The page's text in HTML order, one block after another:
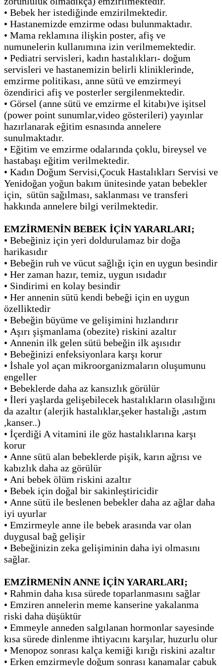
• Bebek her istediğinde emzirilmektedir.
• Hastanemizde emzirme odası bulunmaktadır.
• Mama reklamına ilişkin poster, afiş ve
numunelerin kullanımına izin verilmemektedir.
• Pediatri servisleri, kadın hastalıkları- doğum
servisleri ve hastanemizin belirli kliniklerinde,
emzirme politikası, anne sütü ve emzirmeyi
özendirici afiş ve posterler sergilenmektedir.
• Görsel (anne sütü ve emzirme el kitabı)ve işitsel
(power point sunumlar,video gösterileri) yayınlar
hazırlanarak eğitim esnasında annelere
sunulmaktadır.
• Eğitim ve emzirme odalarında çoklu, bireysel ve
hastabaşı eğitim verilmektedir.
• Kadın Doğum Servisi,Çocuk Hastalıkları Servisi ve
Yenidoğan yoğun bakım ünitesinde yatan bebekler
için, sütün sağılması, saklanması ve transferi
hakkında annelere bilgi verilmektedir.
EMZİRMENİN BEBEK İÇİN YARARLARI;
• Bebeğiniz için yeri doldurulamaz bir doğa
harikasıdır
• Bebeğin ruh ve vücut sağlığı için en uygun besindir
• Her zaman hazır, temiz, uygun ısıdadır
• Sindirimi en kolay besindir
• Her annenin sütü kendi bebeği için en uygun
özelliktedir
• Bebeğin büyüme ve gelişimini hızlandırır
• Aşırı şişmanlama (obezite) riskini azaltır
• Annenin ilk gelen sütü bebeğin ilk aşısıdır
• Bebeğinizi enfeksiyonlara karşı korur
• İshale yol açan mikroorganizmaların oluşumunu
engeller
• Bebeklerde daha az kansızlık görülür
• İleri yaşlarda gelişebilecek hastalıkların olasılığını
da azaltır (alerjik hastalıklar,şeker hastalığı ,astım
,kanser..)
• İçerdiği A vitamini ile göz hastalıklarına karşı
korur
• Anne sütü alan bebeklerde pişik, karın ağrısı ve
kabızlık daha az görülür
• Ani bebek ölüm riskini azaltır
• Bebek için doğal bir sakinleştiricidir
• Anne sütü ile beslenen bebekler daha az ağlar daha
iyi uyurlar
• Emzirmeyle anne ile bebek arasında var olan
duygusal bağ gelişir
• Bebeğinizin zeka gelişiminin daha iyi olmasını
sağlar.
EMZİRMENİN ANNE İÇİN YARARLARI;
• Rahmin daha kısa sürede toparlanmasını sağlar
• Emziren annelerin meme kanserine yakalanma
riski daha düşüktür
• Emmeyle anneden salgılanan hormonlar sayesinde
kısa sürede dinlenme ihtiyacını karşılar, huzurlu olur
• Menopoz sonrası kalça kemiği kırığı riskini azaltır
• Erken emzirmeyle doğum sonrası kanamalar çabuk